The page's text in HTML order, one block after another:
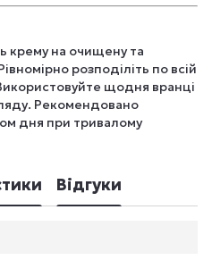
крему на очищену та
розподіліть по всій
щодня вранці
Рекомендовано
дня при тривалому
Відгуки